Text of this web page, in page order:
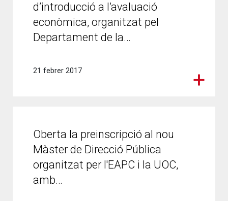
d’introducció a l’avaluació
econòmica, organitzat pel
Departament de la…
21 febrer 2017
Oberta la preinscripció al nou
Màster de Direcció Pública
organitzat per l'EAPC i la UOC,
amb…